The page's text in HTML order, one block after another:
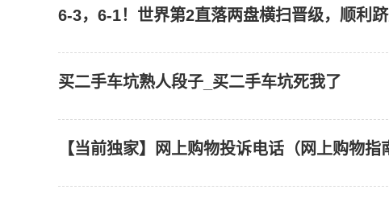
6-3，6-1！世界第2直落两盘横扫晋级，顺利
买二手车坑熟人段子_买二手车坑死我了
【当前独家】网上购物投诉电话（网上购物指